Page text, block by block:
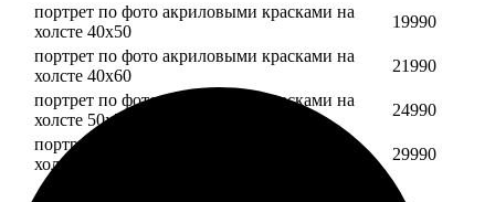
портрет по фото акриловыми красками на
холсте 40х50
19990
портрет по фото акриловыми красками на
холсте 40х60
21990
портрет по фото акриловыми красками на
холсте 50х70
24990
портрет по фото акриловыми красками на
холсте 60х70
29990